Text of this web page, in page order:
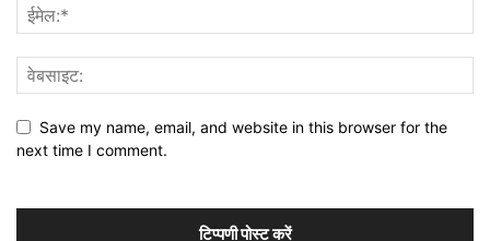
Save my name, email, and website in this browser for the
next time I comment.